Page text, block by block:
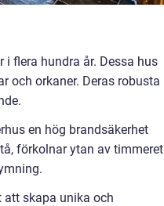
flera hundra år. Dessa hus
och orkaner. Deras robusta
en hög brandsäkerhet
förkolnar ytan av timmeret
att skapa unika och